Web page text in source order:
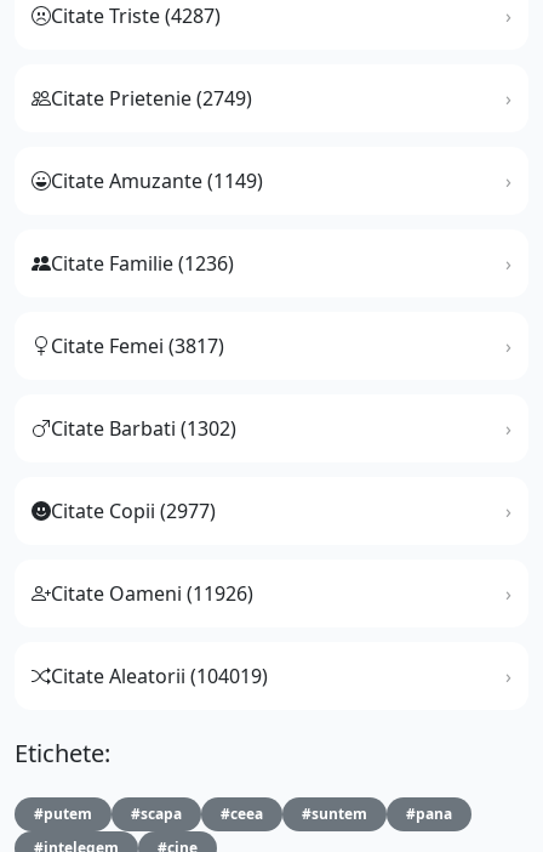
Citate Triste (4287)
Citate Prietenie (2749)
Citate Amuzante (1149)
Citate Familie (1236)
Citate Femei (3817)
Citate Barbati (1302)
Citate Copii (2977)
Citate Oameni (11926)
Citate Aleatorii (104019)
Etichete:
#putem #scapa #ceea #suntem
#pana
#intelegem
#cine